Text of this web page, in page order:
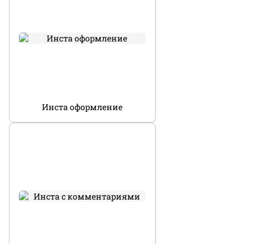
Инста оформление